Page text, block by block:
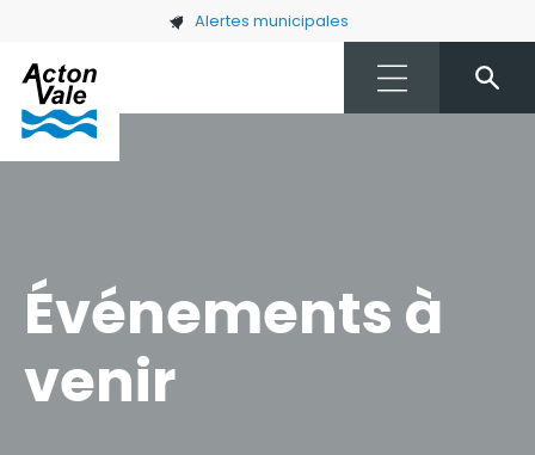
Skip to main content Alertes municipales
Événements à
venir